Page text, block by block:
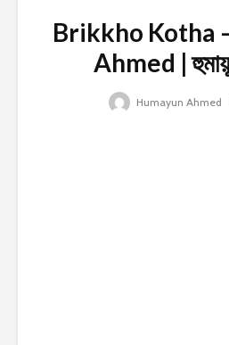
Brikkho Kotha
Ahmed |
Humayun Ahmed